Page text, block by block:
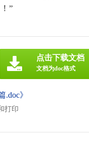
”
.doc》
打印
点击下载文档
文档为doc格式